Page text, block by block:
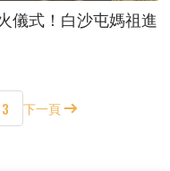
儀式！白沙屯媽祖進
3 下一頁